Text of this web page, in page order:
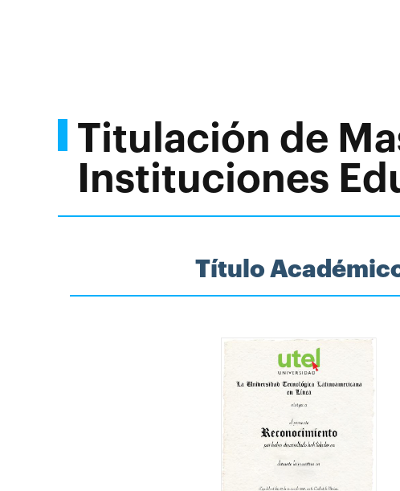
Titulación de
Instituciones
Título